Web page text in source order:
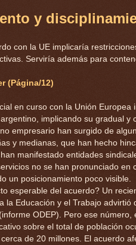
y
con la UE implicaría
Serviría además para
(Página/12)
en curso con la Unión Europea
implicando su gradual y
empresario han surgido de
y medianas, que han hecho
manifestado entidades
no se han pronunciado en
un posicionamiento poco visible.
esperable del acuerdo? Un
la Educación y el Trabajo
ODEP). Pero ese número,
sobre el total de población
de 20 millones. El acuerdo